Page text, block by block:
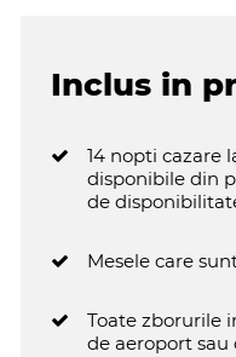
Inclus in
14 nopti cazare
disponibile din
de
Mesele care
Toate zborurile
de aeroport sau